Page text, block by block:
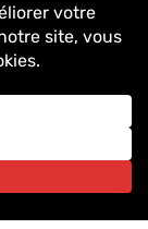
massif
français
réservés.